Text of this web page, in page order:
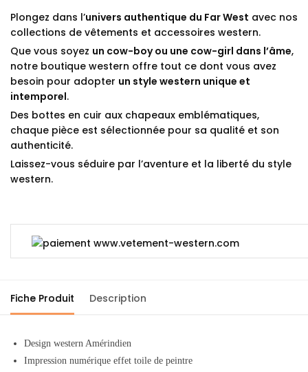
Plongez dans l’univers authentique du Far West avec nos
collections de vêtements et accessoires western.
Que vous soyez un cow-boy ou une cow-girl dans l’âme,
notre boutique western offre tout ce dont vous avez
besoin pour adopter un style western unique et
intemporel.
Des bottes en cuir aux chapeaux emblématiques,
chaque pièce est sélectionnée pour sa qualité et son
authenticité.
Laissez-vous séduire par l’aventure et la liberté du style
western.
Fiche Produit Description
Design western Amérindien
Impression numérique effet toile de peintre